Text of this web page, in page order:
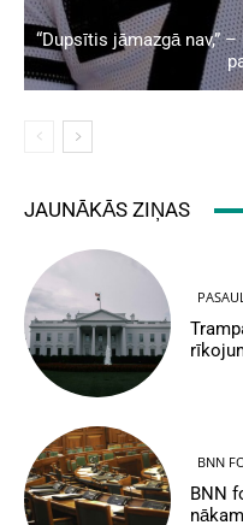
“Dupsītis jāmazgā nav,”
JAUNĀKĀS ZIŅAS
BNN
BNN